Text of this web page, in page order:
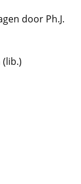
door Ph.J.
(lib.)